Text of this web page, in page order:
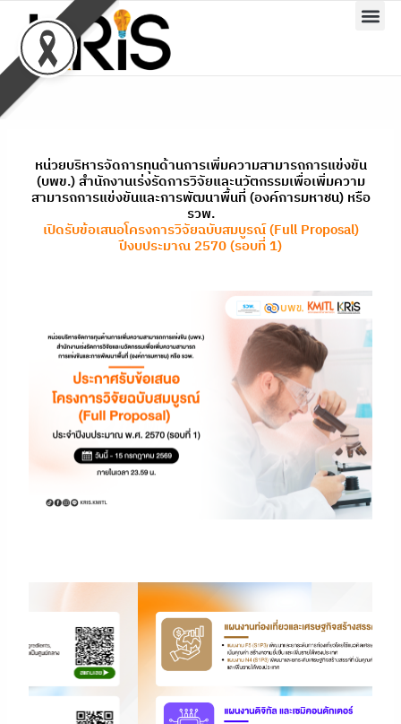
content
หน่วยบริหารจัดการทุนด้านการเพิ่มความสามารถการแข่งขัน
(บพข.) สำนักงานเร่งรัดการวิจัยและนวัตกรรมเพื่อเพิ่มความ
สามารถการแข่งขันและการพัฒนาพื้นที่ (องค์การมหาชน) หรือ
รวพ.
เปิดรับข้อเสนอโครงการวิจัยฉบับสมบูรณ์ (Full Proposal)
ปีงบประมาณ 2570 (รอบที่ 1)